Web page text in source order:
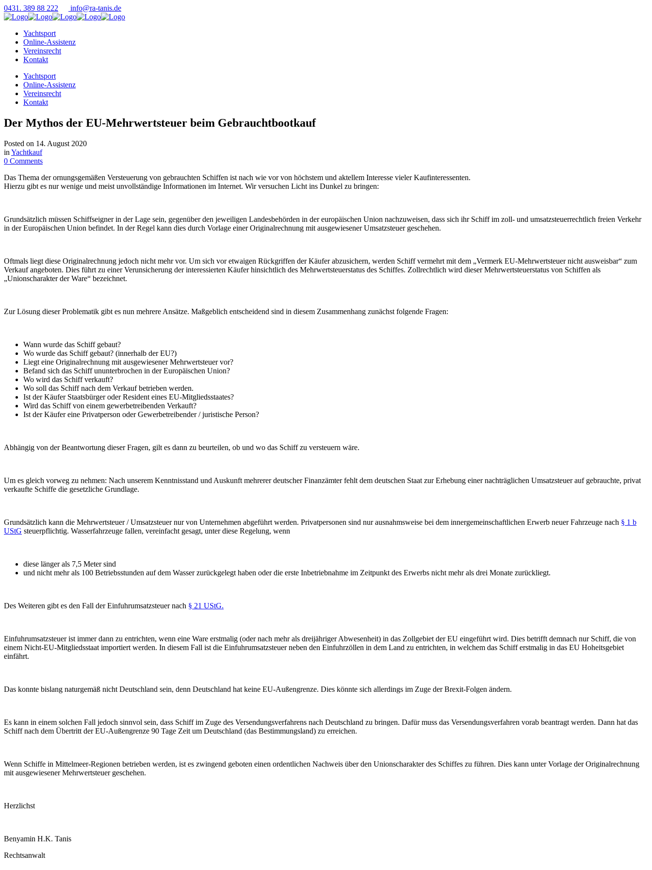
0431. 389 88 222 info@ra-tanis.de
Yachtsport
Online-Assistenz
Vereinsrecht
Kontakt
Yachtsport
Online-Assistenz
Vereinsrecht
Kontakt
Der Mythos der EU-Mehrwertsteuer beim Gebrauchtbootkauf
Posted on 14. August 2020
in Yachtkauf
0 Comments
Das Thema der ornungsgemäßen Versteuerung von gebrauchten Schiffen ist nach wie vor von höchstem und aktellem Interesse vieler Kaufinteressenten.
Hierzu gibt es nur wenige und meist unvollständige Informationen im Internet. Wir versuchen Licht ins Dunkel zu bringen:
Grundsätzlich müssen Schiffseigner in der Lage sein, gegenüber den jeweiligen Landesbehörden in der europäischen Union nachzuweisen, dass sich ihr Schiff im zoll- und umsatzsteuerrechtlich freien Verkehr
in der Europäischen Union befindet. In der Regel kann dies durch Vorlage einer Originalrechnung mit ausgewiesener Umsatzsteuer geschehen.
Oftmals liegt diese Originalrechnung jedoch nicht mehr vor. Um sich vor etwaigen Rückgriffen der Käufer abzusichern, werden Schiff vermehrt mit dem „Vermerk EU-Mehrwertsteuer nicht ausweisbar“ zum
Verkauf angeboten. Dies führt zu einer Verunsicherung der interessierten Käufer hinsichtlich des Mehrwertsteuerstatus des Schiffes. Zollrechtlich wird dieser Mehrwertsteuerstatus von Schiffen als
„Unionscharakter der Ware“ bezeichnet.
Zur Lösung dieser Problematik gibt es nun mehrere Ansätze. Maßgeblich entscheidend sind in diesem Zusammenhang zunächst folgende Fragen:
Wann wurde das Schiff gebaut?
Wo wurde das Schiff gebaut? (innerhalb der EU?)
Liegt eine Originalrechnung mit ausgewiesener Mehrwertsteuer vor?
Befand sich das Schiff ununterbrochen in der Europäischen Union?
Wo wird das Schiff verkauft?
Wo soll das Schiff nach dem Verkauf betrieben werden.
Ist der Käufer Staatsbürger oder Resident eines EU-Mitgliedsstaates?
Wird das Schiff von einem gewerbetreibenden Verkauft?
Ist der Käufer eine Privatperson oder Gewerbetreibender / juristische Person?
Abhängig von der Beantwortung dieser Fragen, gilt es dann zu beurteilen, ob und wo das Schiff zu versteuern wäre.
Um es gleich vorweg zu nehmen: Nach unserem Kenntnisstand und Auskunft mehrerer deutscher Finanzämter fehlt dem deutschen Staat zur Erhebung einer nachträglichen Umsatzsteuer auf gebrauchte, privat
verkaufte Schiffe die gesetzliche Grundlage.
Grundsätzlich kann die Mehrwertsteuer / Umsatzsteuer nur von Unternehmen abgeführt werden. Privatpersonen sind nur ausnahmsweise bei dem innergemeinschaftlichen Erwerb neuer Fahrzeuge nach § 1 b
UStG steuerpflichtig. Wasserfahrzeuge fallen, vereinfacht gesagt, unter diese Regelung, wenn
diese länger als 7,5 Meter sind
und nicht mehr als 100 Betriebsstunden auf dem Wasser zurückgelegt haben oder die erste Inbetriebnahme im Zeitpunkt des Erwerbs nicht mehr als drei Monate zurückliegt.
Des Weiteren gibt es den Fall der Einfuhrumsatzsteuer nach § 21 UStG.
Einfuhrumsatzsteuer ist immer dann zu entrichten, wenn eine Ware erstmalig (oder nach mehr als dreijähriger Abwesenheit) in das Zollgebiet der EU eingeführt wird. Dies betrifft demnach nur Schiff, die von
einem Nicht-EU-Mitgliedsstaat importiert werden. In diesem Fall ist die Einfuhrumsatzsteuer neben den Einfuhrzöllen in dem Land zu entrichten, in welchem das Schiff erstmalig in das EU Hoheitsgebiet
einfährt.
Das konnte bislang naturgemäß nicht Deutschland sein, denn Deutschland hat keine EU-Außengrenze. Dies könnte sich allerdings im Zuge der Brexit-Folgen ändern.
Es kann in einem solchen Fall jedoch sinnvol sein, dass Schiff im Zuge des Versendungsverfahrens nach Deutschland zu bringen. Dafür muss das Versendungsverfahren vorab beantragt werden. Dann hat das
Schiff nach dem Übertritt der EU-Außengrenze 90 Tage Zeit um Deutschland (das Bestimmungsland) zu erreichen.
Wenn Schiffe in Mittelmeer-Regionen betrieben werden, ist es zwingend geboten einen ordentlichen Nachweis über den Unionscharakter des Schiffes zu führen. Dies kann unter Vorlage der Originalrechnung
mit ausgewiesener Mehrwertsteuer geschehen.
Herzlichst
Benyamin H.K. Tanis
Rechtsanwalt